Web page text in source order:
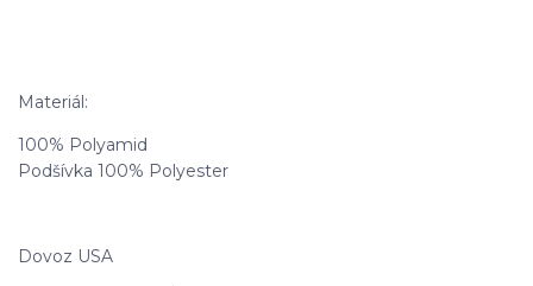
Materiál:
100% Polyamid
Podšívka 100% Polyester
Dovoz USA